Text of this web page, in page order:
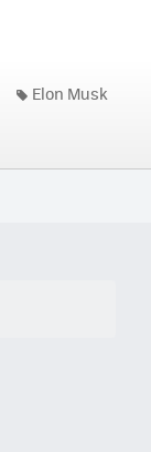
Elon Musk